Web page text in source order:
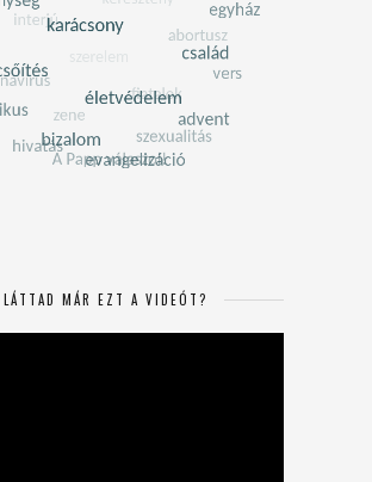
LÁTTAD MÁR EZT A VIDEÓT?